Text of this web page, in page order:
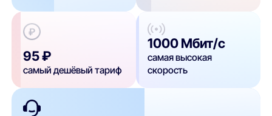
95 ₽
самый дешёвый тариф
1000 Мбит/с
самая высокая
скорость